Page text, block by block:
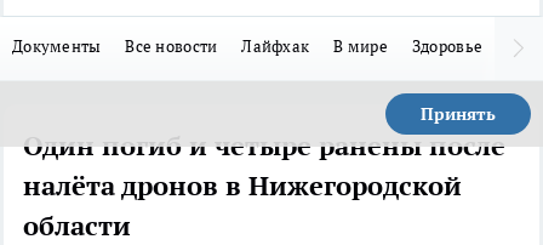
Документы Все новости Лайфхак В мире Здоровье
Принять
Один погиб и четыре ранены после
налёта дронов в Нижегородской
области